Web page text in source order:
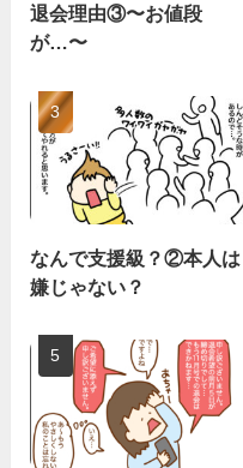
退会理由③〜お値段
が…〜
なんで支援級？②本人は
嫌じゃない？